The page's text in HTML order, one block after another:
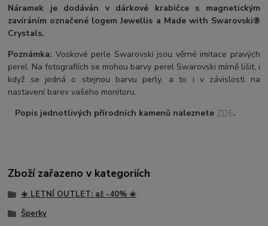
Náramek je dodáván v dárkové krabičce s magnetickým
zavíráním označené logem Jewellis a Made with Swarovski®
Crystals.
Poznámka: Voskové perle Swarovski jsou věrné imitace pravých
perel. Na fotografiích se mohou barvy perel Swarovski mírně lišit, i
když se jedná o stejnou barvu perly, a to i v závislosti na
nastavení barev vašeho monitoru.
Popis jednotlivých přírodních kamenů naleznete ZDE.
Zboží zařazeno v kategoriích
☀️ LETNÍ OUTLET: až -40% ☀️
Šperky